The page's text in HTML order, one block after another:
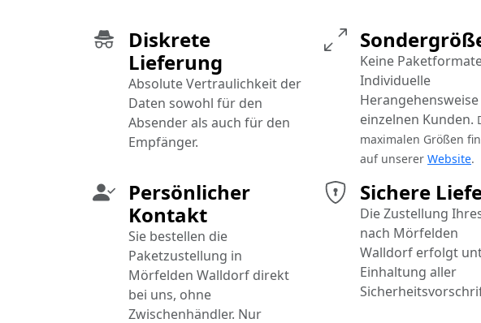
Sichere
Die Zustellung
nach Mörfelden
Walldorf erfolgt
Einhaltung aller
Diskrete
Lieferung
Absolute Vertraulichkeit der
Daten sowohl für den
Absender als auch für den
Empfänger.
Persönlicher
Kontakt
Sie bestellen die
Paketzustellung in
Mörfelden Walldorf direkt
bei uns, ohne
Zwischenhändler. Nur
Keine
Individuelle
einzelnen Kunden.
maximalen Größen
auf unserer Website.